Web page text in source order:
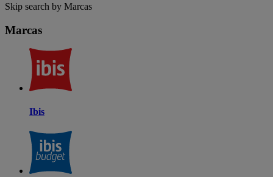
Skip search by Marcas
Marcas
Ibis